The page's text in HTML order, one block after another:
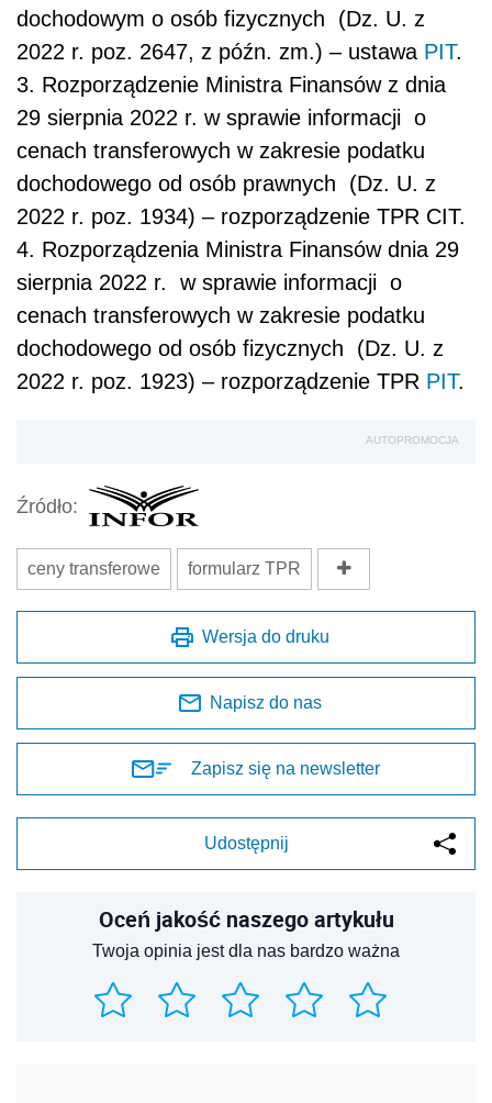
dochodowym o osób fizycznych (Dz. U. z
2022 r. poz. 2647, z późn. zm.) – ustawa PIT.
3. Rozporządzenie Ministra Finansów z dnia
29 sierpnia 2022 r. w sprawie informacji o
cenach transferowych w zakresie podatku
dochodowego od osób prawnych (Dz. U. z
2022 r. poz. 1934) – rozporządzenie TPR CIT.
4. Rozporządzenia Ministra Finansów dnia 29
sierpnia 2022 r. w sprawie informacji o
cenach transferowych w zakresie podatku
dochodowego od osób fizycznych (Dz. U. z
2022 r. poz. 1923) – rozporządzenie TPR PIT.
AUTOPROMOCJA
Źródło:
ceny transferowe formularz TPR
Wersja do druku
Napisz do nas
Zapisz się na newsletter
Udostępnij
Oceń jakość naszego artykułu
Twoja opinia jest dla nas bardzo ważna